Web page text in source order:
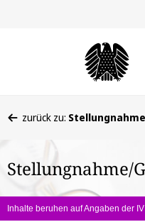
befinden
hier:
zurück zu:
Stellungnahme/
Inhalte beruhen auf Angaben der